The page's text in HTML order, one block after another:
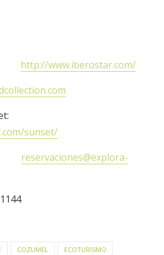
http://www.iberostar.com/
sunset/
: reservaciones@explora-
COZUMEL ECOTURISMO